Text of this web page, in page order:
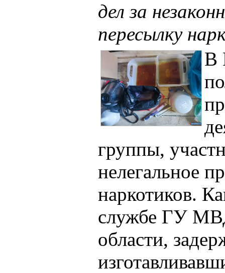
дел за
пересылку
В
группы,
нелегальное
наркотиков.
службе ГУ
области,